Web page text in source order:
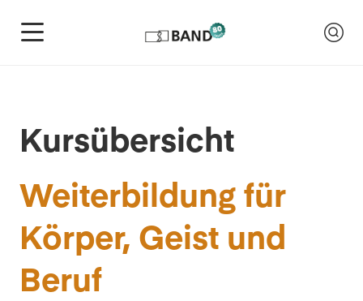
Kursübersicht
Weiterbildung für
Körper, Geist und
Beruf